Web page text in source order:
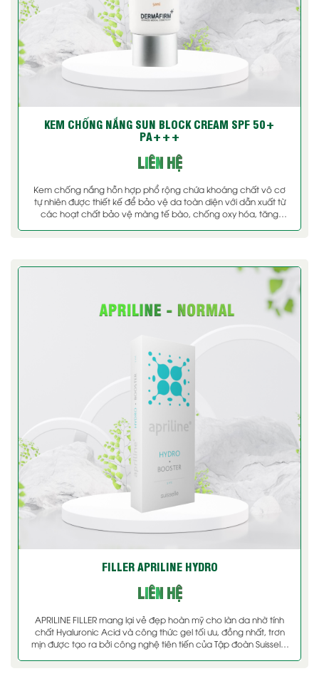
KEM CHỐNG NẮNG SUN BLOCK CREAM SPF 50+
PA+++
LIÊN HỆ
Kem chống nắng hỗn hợp phổ rộng chứa khoáng chất vô cơ
tự nhiên được thiết kế để bảo vệ da toàn diện với dẫn xuất từ
các hoạt chất bảo vệ màng tế bào, chống oxy hóa, tăng
FILLER APRILINE HYDRO
LIÊN HỆ
APRILINE FILLER mang lại vẻ đẹp hoàn mỹ cho làn da nhờ tính
chất Hyaluronic Acid và công thức gel tối ưu, đồng nhất, trơn
mịn được tạo ra bởi công nghệ tiên tiến của Tập đoàn Suisselle